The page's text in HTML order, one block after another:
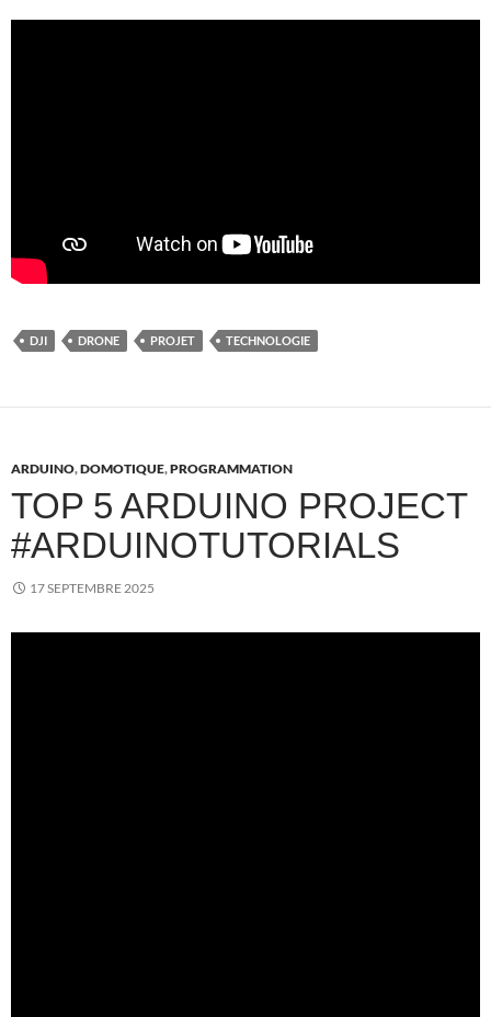
DJI DRONE PROJET TECHNOLOGIE
ARDUINO,DOMOTIQUE,PROGRAMMATION
TOP 5 ARDUINO PROJECT
#ARDUINOTUTORIALS
17 SEPTEMBRE 2025